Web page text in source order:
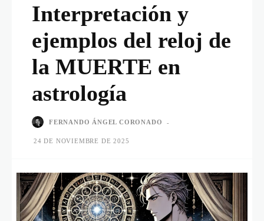
Interpretación y
ejemplos del reloj de
la MUERTE en
astrología
FERNANDO ÁNGEL CORONADO -
24 DE NOVIEMBRE DE 2025